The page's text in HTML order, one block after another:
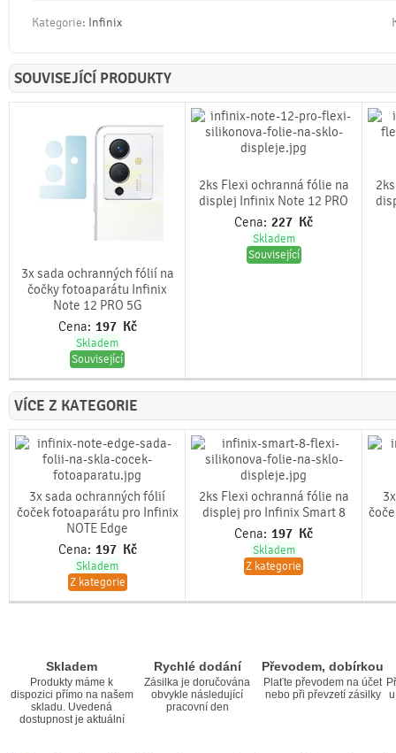
Kategorie: Infinix
SOUVISEJÍCÍ PRODUKTY
3x sada ochranných fólií na
čočky fotoaparátu Infinix
Note 12 PRO 5G
Cena: 197 Kč
Skladem
Související
2ks Flexi ochranná fólie na
displej Infinix Note 12 PRO
Cena: 227 Kč
Skladem
Související
VÍCE Z KATEGORIE
3x sada ochranných fólií
čoček fotoaparátu pro Infinix
NOTE Edge
Cena: 197 Kč
Skladem
Z kategorie
2ks Flexi ochranná fólie na
displej pro Infinix Smart 8
Cena: 197 Kč
Skladem
Z kategorie
Skladem
Produkty máme k
dispozici přímo na našem
skladu. Uvedená
dostupnost je aktuální
Rychlé dodání
Zásilka je doručována
obvykle následující
pracovní den
Převodem, dobírkou
Plaťte převodem na účet
nebo při převzetí zásilky